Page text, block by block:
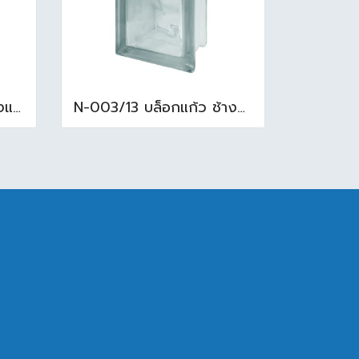
N-014/13 บล็อกแก้ว ช้างแแก้ว WOW หยาดเพชร ( 24x11.5x8 cm.) N-003/13 บล็อกแก้ว ช้างแก้ว WOW พริ้วแก้ว ( 24x11.5x8cm )